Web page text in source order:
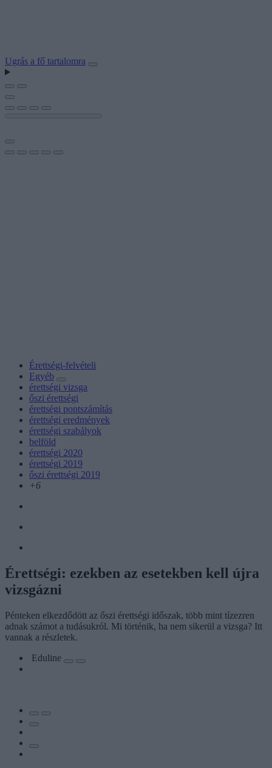
Ugrás a fő tartalomra
Érettségi-felvételi
Egyéb
érettségi vizsga
őszi érettségi
érettségi pontszámítás
érettségi eredmények
érettségi szabályok
belföld
érettségi 2020
érettségi 2019
őszi érettségi 2019
+6
Érettségi: ezekben az esetekben kell újra
vizsgázni
Pénteken elkezdődött az őszi érettségi időszak, több mint tízezren
adnak számot a tudásukról. Mi történik, ha nem sikerül a vizsga? Itt
vannak a részletek.
Eduline